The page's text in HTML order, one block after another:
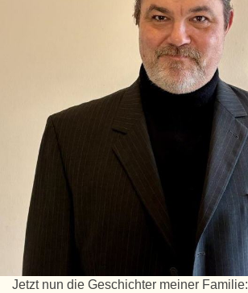
Jetzt nun die Geschichter meiner Familie: